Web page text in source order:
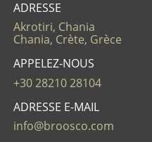
ADRESSE
Akrotiri, Chania
Chania, Crète, Grèce
APPELEZ-NOUS
+30 28210 28104
ADRESSE E-MAIL
info@broosco.com